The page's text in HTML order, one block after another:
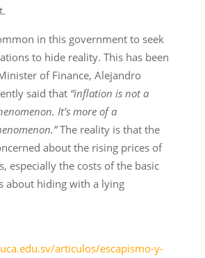
in this government to seek
to hide reality. This has been
of Finance, Alejandro
said that “inflation is not a
It’s more of a
The reality is that the
about the rising prices of
especially the costs of the basic
about hiding with a lying
articulos/escapismo-y-